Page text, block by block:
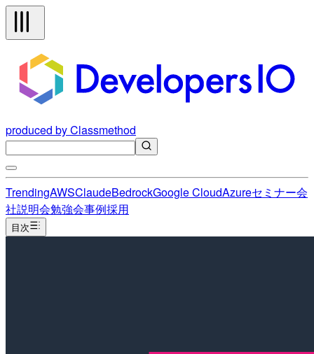
produced by Classmethod
TrendingAWSClaudeBedrockGoogle CloudAzureセミナー会
社説明会勉強会事例採用
目次